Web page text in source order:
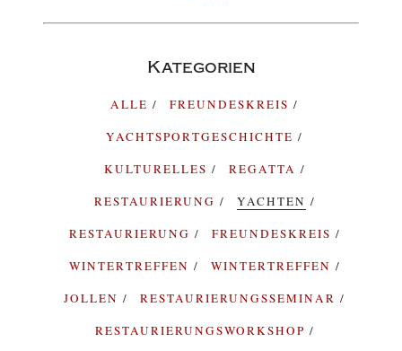
Kategorien
ALLE
FREUNDESKREIS
YACHTSPORTGESCHICHTE
KULTURELLES
REGATTA
RESTAURIERUNG
YACHTEN
RESTAURIERUNG
FREUNDESKREIS
WINTERTREFFEN
WINTERTREFFEN
JOLLEN
RESTAURIERUNGSSEMINAR
RESTAURIERUNGSWORKSHOP